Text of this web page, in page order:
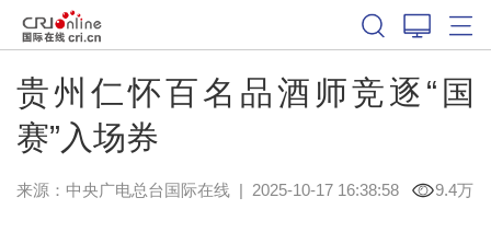
贵州仁怀百名品酒师竞逐“国
赛”入场券
来源：中央广电总台国际在线| 2025-10-17 16:38:58 9.4万